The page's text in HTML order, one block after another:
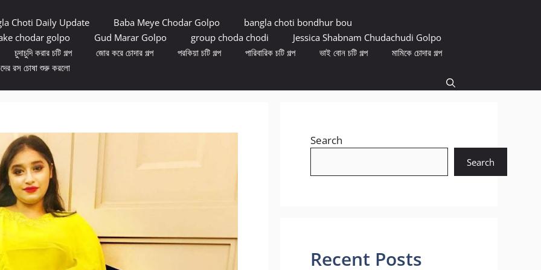
Choti Daily Update Baba Meye Chodar Golpo
bangla choti bondhur bou
chodar golpo Gud Marar Golpo group choda chodi
Jessica Shabnam Chudachudi Golpo
চুদাচুদি করার চটি গল্প জোর করে চোদার গল্প পরকিয়া চটি গল্প পারিবারিক চটি গল্প ভাই বোন চটি গল্প
মামিকে চোদার গল্প
রস চোষা শুরু করলো
Search
Search
Recent Posts